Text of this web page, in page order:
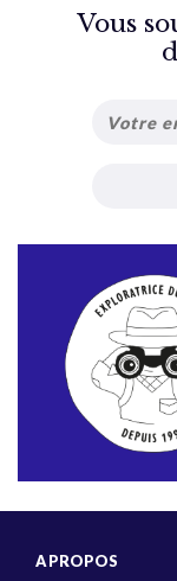
Vous
A PROPOS